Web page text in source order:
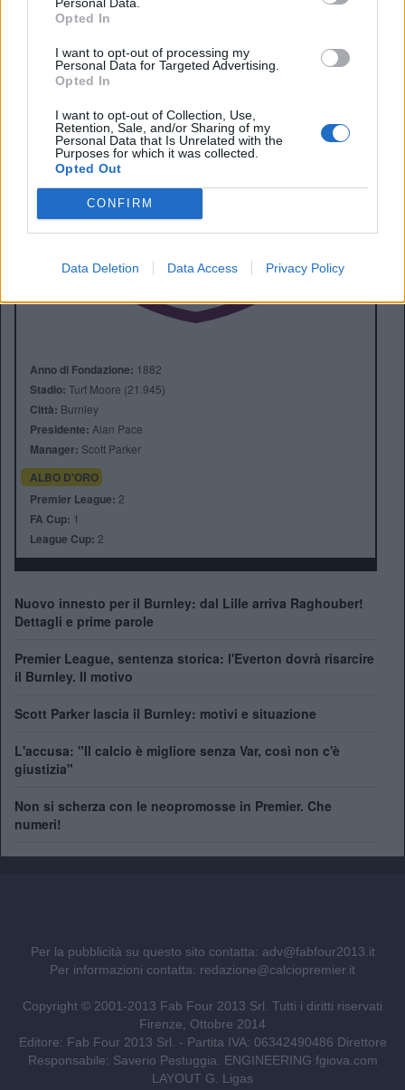
Opted In
I want to opt-out of processing my
Personal Data for Targeted Advertising.
Opted In
I want to opt-out of Collection, Use,
Retention, Sale, and/or Sharing of my
Personal Data that Is Unrelated with the
Purposes for which it was collected.
Opted Out
CONFIRM
Data Deletion Data Access Privacy Policy
Anno di Fondazione: 1882
Stadio: Turf Moore (21.945)
Città: Burnley
Presidente: Alan Pace
Manager: Scott Parker
ALBO D'ORO
Premier League: 2
FA Cup: 1
League Cup: 2
Nuovo innesto per il Burnley: dal Lille arriva Raghouber!
Dettagli e prime parole
Premier League, sentenza storica: l'Everton dovrà risarcire
il Burnley. Il motivo
Scott Parker lascia il Burnley: motivi e situazione
L'accusa: "Il calcio è migliore senza Var, così non c'è
giustizia"
Non si scherza con le neopromosse in Premier. Che
numeri!
Per la pubblicità su questo sito contatta: adv@fabfour2013.it
Per informazioni contatta: redazione@calciopremier.it
Copyright © 2001-2013 Fab Four 2013 Srl. Tutti i diritti riservati
Firenze, Ottobre 2014
Editore: Fab Four 2013 Srl. - Partita IVA: 06342490486 Direttore
Responsabile: Saverio Pestuggia. ENGINEERING fgiova.com
LAYOUT G. Ligas